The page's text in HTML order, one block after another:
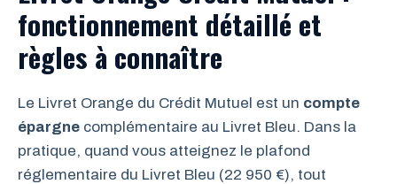
fonctionnement détaillé et
règles à connaître
Le Livret Orange du Crédit Mutuel est un compte
épargne complémentaire au Livret Bleu. Dans la
pratique, quand vous atteignez le plafond
réglementaire du Livret Bleu (22 950 €), tout